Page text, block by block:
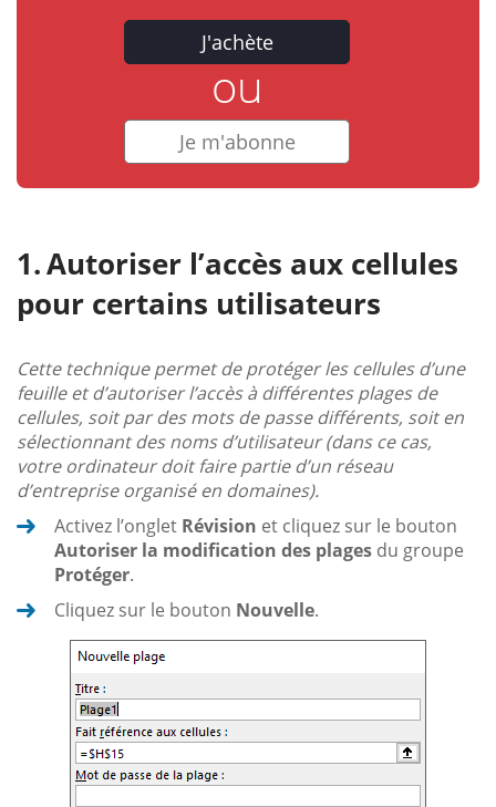
J'achète
ou
Je m'abonne
Autoriser l’accès aux cellules
pour certains utilisateurs
Cette technique permet de protéger les cellules d’une
feuille et d’autoriser l’accès à différentes plages de
cellules, soit par des mots de passe différents, soit en
sélectionnant des noms d’utilisateur (dans ce cas,
votre ordinateur doit faire partie d’un réseau
d’entreprise organisé en domaines).
Activez l’onglet Révision et cliquez sur le bouton
Autoriser la modification des plages du groupe
Protéger.
Cliquez sur le bouton Nouvelle.